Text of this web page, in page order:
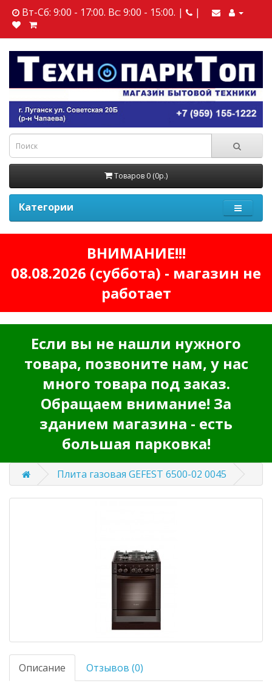
Вт-Сб: 9:00 - 17:00. Вс: 9:00 - 15:00. | |
Товаров 0 (0р.)
Категории
ВНИМАНИЕ!!!
08.08.2026 (суббота) - магазин не
работает
Если вы не нашли нужного
товара, позвоните нам, у нас
много товара под заказ.
Обращаем внимание! За
зданием магазина - есть
большая парковка!
Плита газовая GEFEST 6500-02 0045
Описание Отзывов (0)